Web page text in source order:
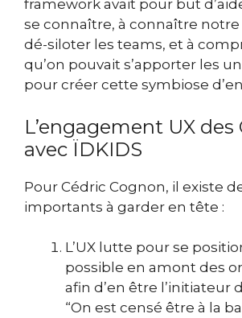
framework avait pour but
se connaître, à connaître
dé-siloter les teams, et à
qu’on pouvait s’apporter les
pour créer cette symbiose
L’engagement UX des
avec ÏDKIDS
Pour Cédric Cognon, il existe
importants à garder en tête :
L’UX lutte pour se
possible en amont des
afin d’en être l’initiateur
“On est censé être à la